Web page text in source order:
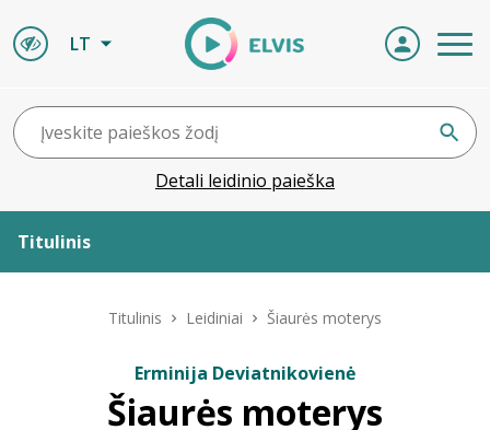
LT
Detali leidinio paieška
Titulinis
Titulinis Leidiniai Šiaurės moterys
Erminija Deviatnikovienė
Šiaurės moterys